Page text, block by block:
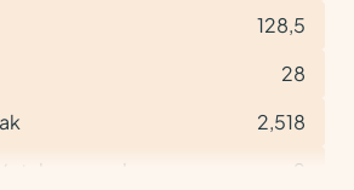
128,5
28
2,518
stuks per pak
9